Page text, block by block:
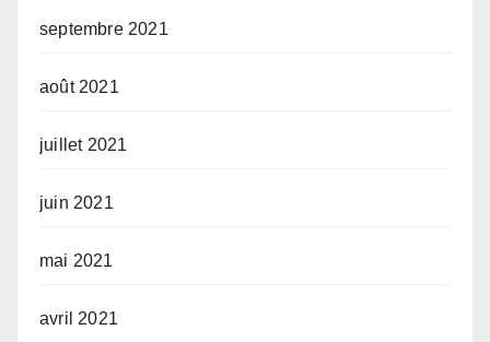
septembre 2021
août 2021
juillet 2021
juin 2021
mai 2021
avril 2021